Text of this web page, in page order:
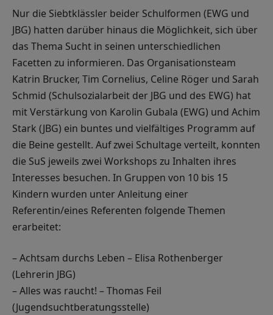
Nur die Siebtklässler beider Schulformen (EWG und
JBG) hatten darüber hinaus die Möglichkeit, sich über
das Thema Sucht in seinen unterschiedlichen
Facetten zu informieren. Das Organisationsteam
Katrin Brucker, Tim Cornelius, Celine Röger und Sarah
Schmid (Schulsozialarbeit der JBG und des EWG) hat
mit Verstärkung von Karolin Gubala (EWG) und Achim
Stark (JBG) ein buntes und vielfältiges Programm auf
die Beine gestellt. Auf zwei Schultage verteilt, konnten
die SuS jeweils zwei Workshops zu Inhalten ihres
Interesses besuchen. In Gruppen von 10 bis 15
Kindern wurden unter Anleitung einer
Referentin/eines Referenten folgende Themen
erarbeitet:
– Achtsam durchs Leben – Elisa Rothenberger
(Lehrerin JBG)
– Alles was raucht! – Thomas Feil
(Jugendsuchtberatungsstelle)